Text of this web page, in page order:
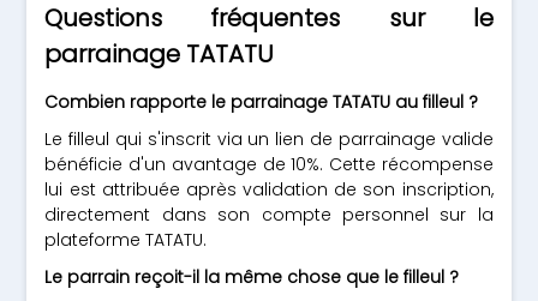
Questions fréquentes sur le
parrainage TATATU
Combien rapporte le parrainage TATATU au filleul ?
Le filleul qui s'inscrit via un lien de parrainage valide
bénéficie d'un avantage de 10%. Cette récompense
lui est attribuée après validation de son inscription,
directement dans son compte personnel sur la
plateforme TATATU.
Le parrain reçoit-il la même chose que le filleul ?